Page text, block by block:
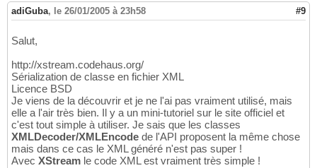
adiGuba, le 26/01/2005 à 23h58 #9
Salut,
http://xstream.codehaus.org/
Sérialization de classe en fichier XML
Licence BSD
Je viens de la découvrir et je ne l'ai pas vraiment utilisé, mais
elle a l'air très bien. Il y a un mini-tutoriel sur le site officiel et
c'est tout simple à utiliser. Je sais que les classes
XMLDecoder/XMLEncode de l'API proposent la même chose
mais dans ce cas le XML généré n'est pas super !
Avec XStream le code XML est vraiment très simple !